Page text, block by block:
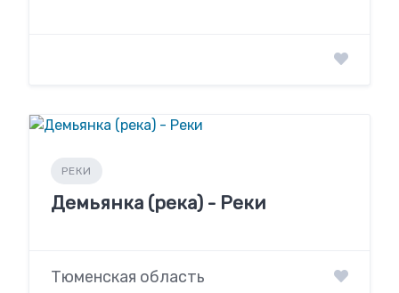
РЕКИ
Демьянка (река) - Реки
Тюменская область